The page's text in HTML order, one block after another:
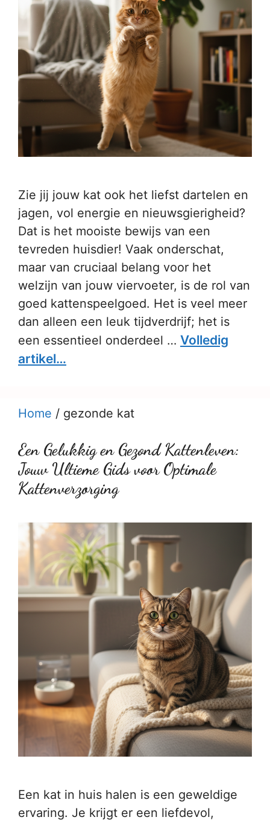
Zie jij jouw kat ook het liefst dartelen en
jagen, vol energie en nieuwsgierigheid?
Dat is het mooiste bewijs van een
tevreden huisdier! Vaak onderschat,
maar van cruciaal belang voor het
welzijn van jouw viervoeter, is de rol van
goed kattenspeelgoed. Het is veel meer
dan alleen een leuk tijdverdrijf; het is
een essentieel onderdeel … Volledig
artikel…
Home / gezonde kat
Een Gelukkig en Gezond Kattenleven:
Jouw Ultieme Gids voor Optimale
Kattenverzorging
Een kat in huis halen is een geweldige
ervaring. Je krijgt er een liefdevol,